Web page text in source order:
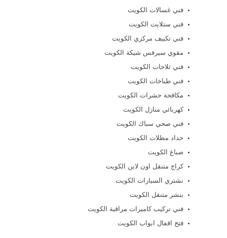
فني غسالات الكويت
فني ستلايت الكويت
فني تكييف مركزي الكويت
مقوي سيرفس شيكة الكويت
فني ثلاجات الكويت
فني طباخات الكويت
مكافحة حشرات الكويت
كهربائي منازل الكويت
فني صحي سباك الكويت
حداد مظلات الكويت
صباغ الكويت
كراج متنقل اون لاين الكويت
نشتري السيارات الكويت
بنشر متنقل الكويت
فني تركيب كاميرات مراقبة الكويت
فتح اقفال ابواب الكويت